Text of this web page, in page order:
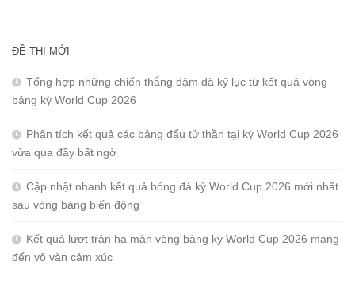
ĐỀ THI MỚI
Tổng hợp những chiến thắng đậm đà kỷ lục từ kết quả vòng
bảng kỳ World Cup 2026
Phân tích kết quả các bảng đấu tử thần tại kỳ World Cup 2026
vừa qua đầy bất ngờ
Cập nhật nhanh kết quả bóng đá kỳ World Cup 2026 mới nhất
sau vòng bảng biến động
Kết quả lượt trận hạ màn vòng bảng kỳ World Cup 2026 mang
đến vô vàn cảm xúc